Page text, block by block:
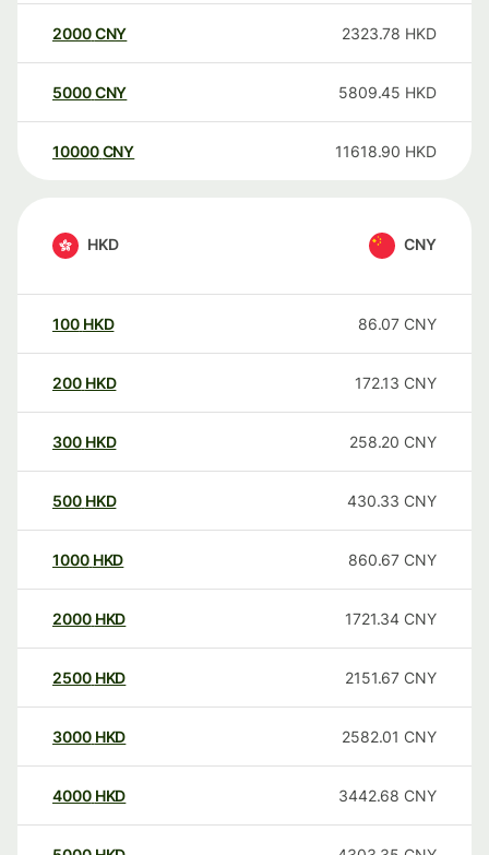
2000CNY 2323.78 HKD
5000CNY 5809.45 HKD
10000 CNY 11618.90 HKD
HKD CNY
100 HKD 86.07 CNY
200 HKD 172.13 CNY
300 HKD 258.20 CNY
500 HKD 430.33 CNY
1000 HKD 860.67 CNY
2000 HKD 1721.34 CNY
2500 HKD 2151.67 CNY
3000 HKD 2582.01 CNY
4000 HKD 3442.68 CNY